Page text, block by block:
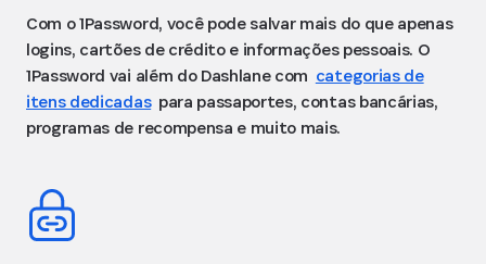
Com o 1Password, você pode salvar mais do que apenas
logins, cartões de crédito e informações pessoais. O
1Password vai além do Dashlane com categorias de
itens dedicadas para passaportes, contas bancárias,
programas de recompensa e muito mais.